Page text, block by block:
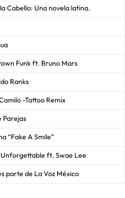
Cabello: Una novela latina.
Funk ft. Bruno Mars
Ranks
-Tattoo Remix
Parejas
“Fake A Smile”
ft. Swae Lee
parte de La Voz México